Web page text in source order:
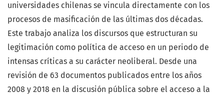
universidades chilenas se vincula directamente con los
procesos de masificación de las últimas dos décadas.
Este trabajo analiza los discursos que estructuran su
legitimación como política de acceso en un periodo de
intensas críticas a su carácter neoliberal. Desde una
revisión de 63 documentos publicados entre los años
2008 y 2018 en la discusión pública sobre el acceso a la